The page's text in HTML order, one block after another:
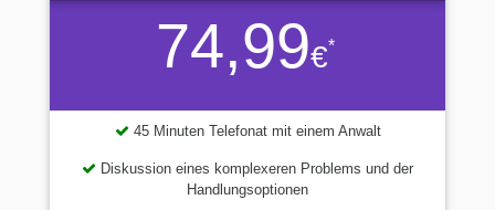
74,99€*
45 Minuten Telefonat mit einem Anwalt
Diskussion eines komplexeren Problems und der
Handlungsoptionen